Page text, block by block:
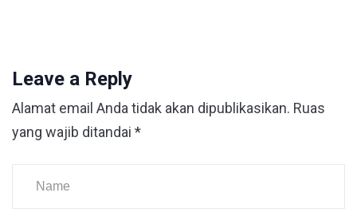
Leave a Reply
Alamat email Anda tidak akan dipublikasikan. Ruas
yang wajib ditandai *